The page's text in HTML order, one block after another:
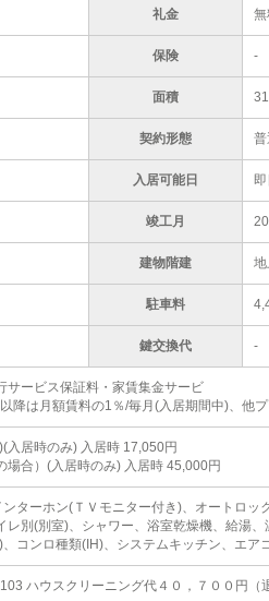
礼金
保険 -
面積
契約形態
入居可能日 即
竣工月
建物階建
駐車料
鍵交換代 -
サービス保証料・家賃集金サービ
降は月額賃料の1％/毎月(入居期間中)、他
入居時のみ) 入居時 17,050円
場合）(入居時のみ) 入居時 45,000円
ターホン(ＴＶモニター付き)、オートロッ
レ別(別室)、シャワー、浴室乾燥機、給湯、
コンロ種類(IH)、システムキッチン、エア
ハウスクリーニング代４０，７００円（